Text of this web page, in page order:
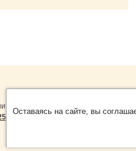
мероприятий в Нижнем
22-14 8-999-077-15-51
Оставаясь на сайте, вы